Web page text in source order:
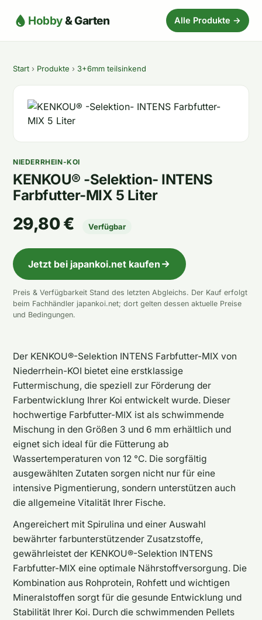
Hobby& Garten Alle Produkte →
Start › Produkte › 3+6mm teilsinkend
NIEDERRHEIN-KOI
KENKOU® -Selektion- INTENS
Farbfutter-MIX 5 Liter
29,80 € Verfügbar
Jetzt bei japankoi.net kaufen
Preis & Verfügbarkeit Stand des letzten Abgleichs. Der Kauf erfolgt
beim Fachhändler japankoi.net; dort gelten dessen aktuelle Preise
und Bedingungen.
Der KENKOU®-Selektion INTENS Farbfutter-MIX von
Niederrhein-KOI bietet eine erstklassige
Futtermischung, die speziell zur Förderung der
Farbentwicklung Ihrer Koi entwickelt wurde. Dieser
hochwertige Farbfutter-MIX ist als schwimmende
Mischung in den Größen 3 und 6 mm erhältlich und
eignet sich ideal für die Fütterung ab
Wassertemperaturen von 12 °C. Die sorgfältig
ausgewählten Zutaten sorgen nicht nur für eine
intensive Pigmentierung, sondern unterstützen auch
die allgemeine Vitalität Ihrer Fische.
Angereichert mit Spirulina und einer Auswahl
bewährter farbunterstützender Zusatzstoffe,
gewährleistet der KENKOU®-Selektion INTENS
Farbfutter-MIX eine optimale Nährstoffversorgung. Die
Kombination aus Rohprotein, Rohfett und wichtigen
Mineralstoffen sorgt für die gesunde Entwicklung und
Stabilität Ihrer Koi. Durch die schwimmenden Pellets